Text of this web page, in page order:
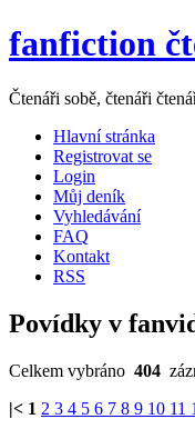
fanfiction
Čtenáři sobě, čtenáři
Hlavní stránka
Registrovat se
Login
Můj deník
Vyhledávání
FAQ
Kontakt
RSS
Povídky v
Celkem vybráno 404
|< 1 2 3 4 5 6 7 8 9 10 11